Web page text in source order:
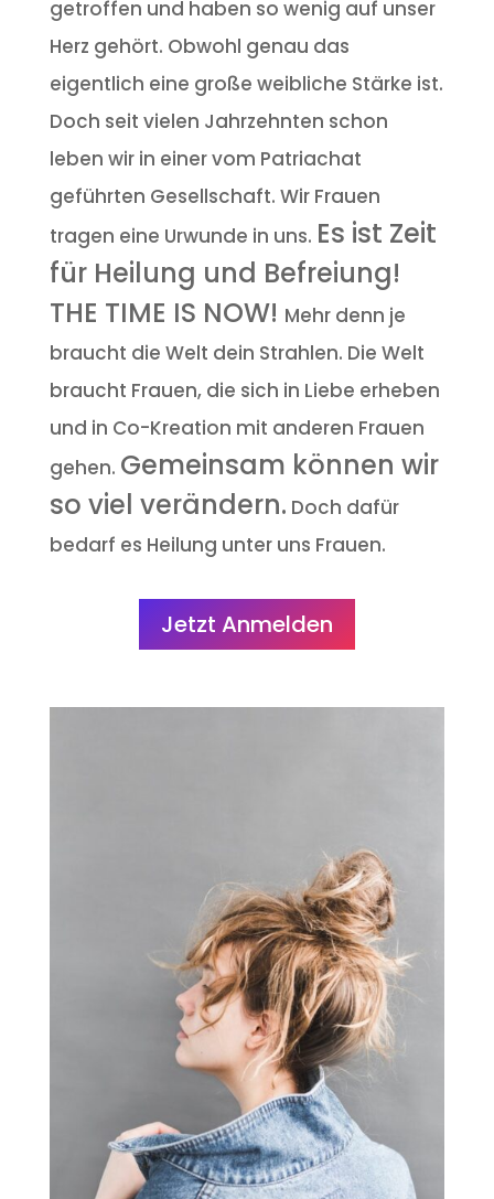
getroffen und haben so wenig auf unser
Herz gehört. Obwohl genau das
eigentlich eine große weibliche Stärke ist.
Doch seit vielen Jahrzehnten schon
leben wir in einer vom Patriachat
geführten Gesellschaft. Wir Frauen
tragen eine Urwunde in uns. Es ist Zeit
für Heilung und Befreiung!
THE TIME IS NOW! Mehr denn je
braucht die Welt dein Strahlen. Die Welt
braucht Frauen, die sich in Liebe erheben
und in Co-Kreation mit anderen Frauen
gehen. Gemeinsam können wir
so viel verändern. Doch dafür
bedarf es Heilung unter uns Frauen.
Jetzt Anmelden